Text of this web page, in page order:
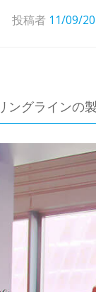
投稿者 11/09/
ングラインの